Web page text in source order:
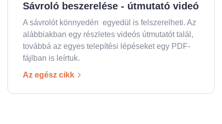
Sávroló beszerelése - útmutató videó
A sávrolót könnyedén egyedül is felszerelheti. Az
alábbiakban egy részletes videós útmutatót talál,
továbbá az egyes telepítési lépéseket egy PDF-
fájlban is leírtuk.
Az egész cikk